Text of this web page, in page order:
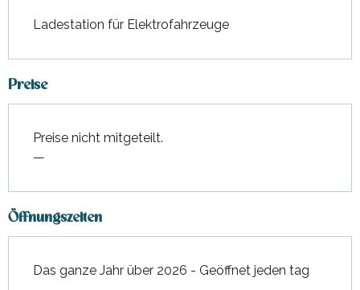
Ladestation für Elektrofahrzeuge
Preise
Preise nicht mitgeteilt.
—
Öffnungszeiten
Das ganze Jahr über 2026 - Geöffnet jeden tag